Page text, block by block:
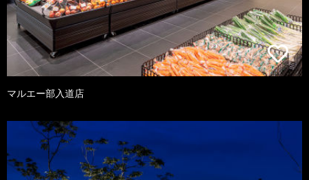
マルエー部入道店